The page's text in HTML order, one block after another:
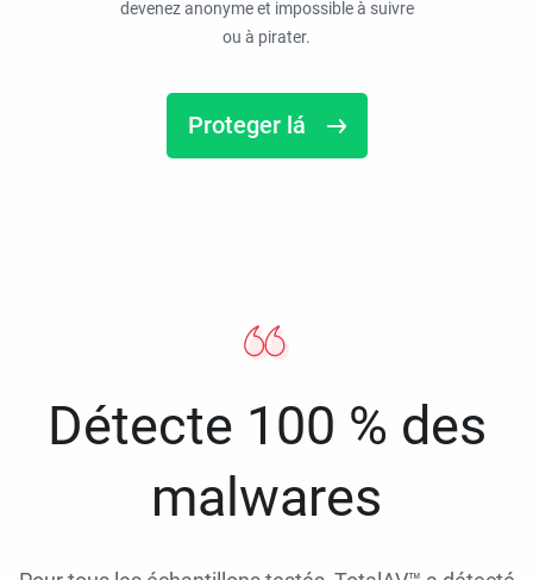
devenez anonyme et impossible à suivre
ou à pirater.
Proteger lá
Détecte 100 % des
malwares